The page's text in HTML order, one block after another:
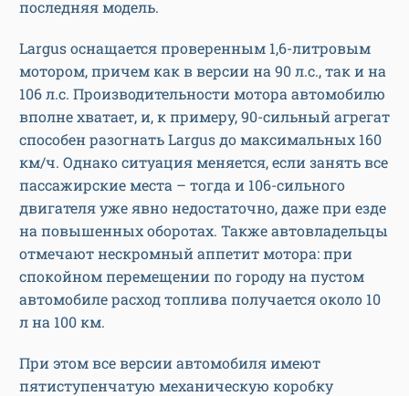
последняя модель.
Largus оснащается проверенным 1,6-литровым
мотором, причем как в версии на 90 л.с., так и на
106 л.с. Производительности мотора автомобилю
вполне хватает, и, к примеру, 90-сильный агрегат
способен разогнать Largus до максимальных 160
км/ч. Однако ситуация меняется, если занять все
пассажирские места – тогда и 106-сильного
двигателя уже явно недостаточно, даже при езде
на повышенных оборотах. Также автовладельцы
отмечают нескромный аппетит мотора: при
спокойном перемещении по городу на пустом
автомобиле расход топлива получается около 10
л на 100 км.
При этом все версии автомобиля имеют
пятиступенчатую механическую коробку